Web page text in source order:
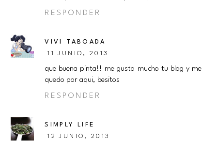
RESPONDER
VIVI TABOADA
11 JUNIO, 2013
que buena pinta!! me gusta mucho tu blog y me
quedo por aqui, besitos
RESPONDER
SIMPLY LIFE
12 JUNIO, 2013